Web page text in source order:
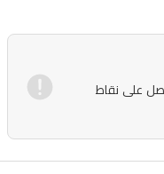
على نقاط